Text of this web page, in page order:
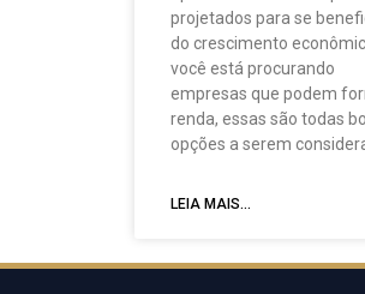
projetados para se
do crescimento
você está procurando
empresas que podem
renda, essas são todas
opções a serem
LEIA MAIS...